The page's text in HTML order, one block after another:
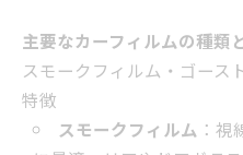
主要なカーフィルムの種類
スモークフィルム・ゴース
特徴
スモークフィルム ：